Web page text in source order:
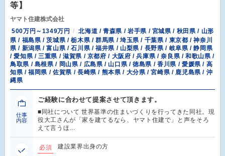
等】
ヤマト住建株式会社
500万円～1349万円
北海道 / 青森県 / 岩手県 / 宮城県 / 秋田県 / 山形
県 / 福島県 / 茨城県 / 栃木県 / 群馬県 / 埼玉県 / 千葉県 / 東京都 / 神奈川
県 / 新潟県 / 富山県 / 石川県 / 福井県 / 山梨県 / 長野県 / 岐阜県 / 静岡県
/ 愛知県 / 三重県 / 滋賀県 / 京都府 / 大阪府 / 兵庫県 / 奈良県 / 和歌山県 /
鳥取県 / 島根県 / 岡山県 / 広島県 / 山口県 / 徳島県 / 香川県 / 愛媛県 / 高
知県 / 福岡県 / 佐賀県 / 長崎県 / 熊本県 / 大分県 / 宮崎県 / 鹿児島県 / 沖
縄県
仕事
内容
ご経験に合わせて提案させて頂きます。
■同社について 世界基準の住まいづくりを行ってきた同社。現
役大工さんが「家を建てるなら、ヤマト住建で」と声をそろ
えて言うほ…
必須 建設業界出身の方